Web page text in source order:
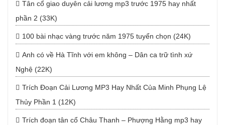
Tân cổ giao duyên cải lương mp3 trước 1975 hay nhất
phần 2 (33K)
100 bài nhạc vàng trước năm 1975 tuyển chọn (24K)
Anh có về Hà Tĩnh với em không – Dân ca trữ tình xứ
Nghệ (22K)
Trích Đoạn Cải Lương MP3 Hay Nhất Của Minh Phụng Lệ
Thủy Phần 1 (12K)
Trích đoạn tân cổ Châu Thanh – Phượng Hằng mp3 hay